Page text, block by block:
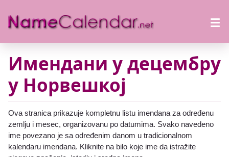
Имендани у децембру
у Норвешкој
Ova stranica prikazuje kompletnu listu imendana za određenu
zemlju i mesec, organizovanu po datumima. Svako navedeno
ime povezano je sa određenim danom u tradicionalnom
kalendaru imendana. Kliknite na bilo koje ime da istražite